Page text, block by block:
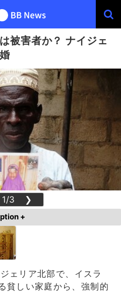
被害者か？ ナイジェ
1/3 ❯
+
ェリア北部で、イスラ
貧しい家庭から、強制的